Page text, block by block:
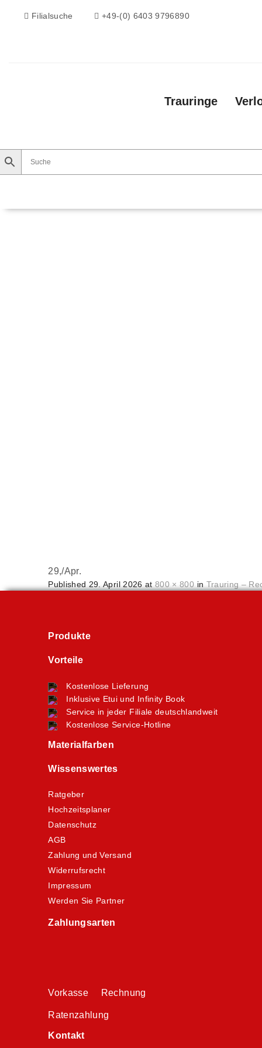
Filialsuche +49-(0) 6403 9796890
Trauringe
29,/Apr.
Published 29. April 2026 at800 × 800 in Trauring –
Produkte
Vorteile
Kostenlose Lieferung
Inklusive Etui und Infinity Book
Service in jeder Filiale deutschlandweit
Kostenlose Service-Hotline
Materialfarben
Wissenswertes
Ratgeber
Hochzeitsplaner
Datenschutz
AGB
Zahlung und Versand
Widerrufsrecht
Impressum
Werden Sie Partner
Zahlungsarten
Vorkasse Rechnung
Ratenzahlung
Kontakt